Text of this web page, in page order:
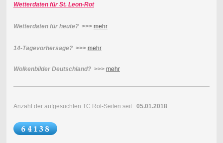
Wetterdaten für St. Leon-Rot
Wetterdaten für heute? >>> mehr
14-Tagevorhersage? >>> mehr
Wolkenbilder Deutschland? >>> mehr
Anzahl der aufgesuchten TC Rot-Seiten seit: 05.01.2018